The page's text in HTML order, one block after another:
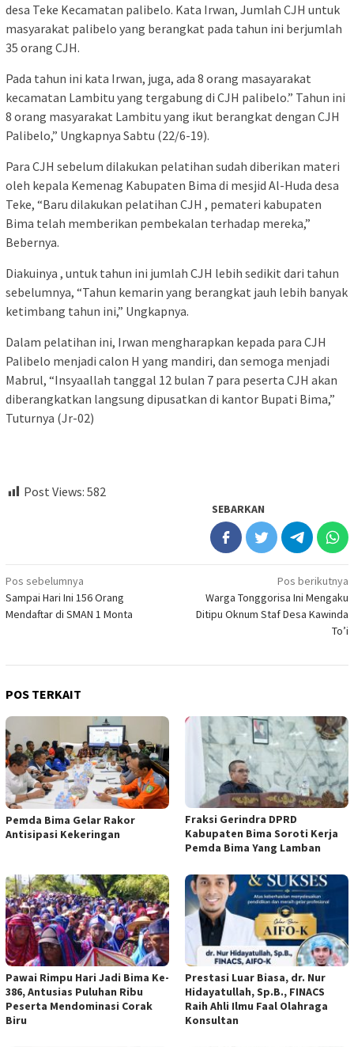
desa Teke Kecamatan palibelo. Kata Irwan, Jumlah CJH untuk
masyarakat palibelo yang berangkat pada tahun ini berjumlah
35 orang CJH.
Pada tahun ini kata Irwan, juga, ada 8 orang masayarakat
kecamatan Lambitu yang tergabung di CJH palibelo.” Tahun ini
8 orang masyarakat Lambitu yang ikut berangkat dengan CJH
Palibelo,” Ungkapnya Sabtu (22/6-19).
Para CJH sebelum dilakukan pelatihan sudah diberikan materi
oleh kepala Kemenag Kabupaten Bima di mesjid Al-Huda desa
Teke, “Baru dilakukan pelatihan CJH , pemateri kabupaten
Bima telah memberikan pembekalan terhadap mereka,”
Bebernya.
Diakuinya , untuk tahun ini jumlah CJH lebih sedikit dari tahun
sebelumnya, “Tahun kemarin yang berangkat jauh lebih banyak
ketimbang tahun ini,” Ungkapnya.
Dalam pelatihan ini, Irwan mengharapkan kepada para CJH
Palibelo menjadi calon H yang mandiri, dan semoga menjadi
Mabrul, “Insyaallah tanggal 12 bulan 7 para peserta CJH akan
diberangkatkan langsung dipusatkan di kantor Bupati Bima,”
Tuturnya (Jr-02)
Post Views: 582
SEBARKAN
Navigasi
pos
Pos sebelumnya
Sampai Hari Ini 156 Orang
Mendaftar di SMAN 1 Monta
Pos berikutnya
Warga Tonggorisa Ini Mengaku
Ditipu Oknum Staf Desa Kawinda
To’i
POS TERKAIT
Pemda Bima Gelar Rakor
Antisipasi Kekeringan
Fraksi Gerindra DPRD
Kabupaten Bima Soroti Kerja
Pemda Bima Yang Lamban
Pawai Rimpu Hari Jadi Bima Ke-
386, Antusias Puluhan Ribu
Peserta Mendominasi Corak
Biru
Prestasi Luar Biasa, dr. Nur
Hidayatullah, Sp.B., FINACS
Raih Ahli Ilmu Faal Olahraga
Konsultan